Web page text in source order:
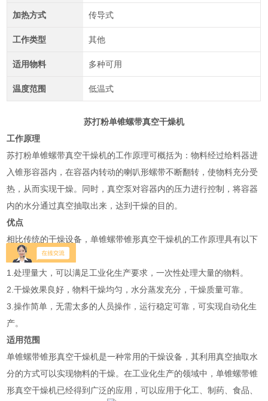
加热方式 传导式
工作类型 其他
适用物料 多种可用
温度范围 低温式
苏打粉单锥螺带真空干燥机
工作原理
苏打粉单锥螺带真空干燥机的工作原理可概括为：物料经过给料器进
入锥形容器内，在容器内转动的喇叭形螺带不断翻转，使物料充分受
热，从而实现干燥。同时，真空泵对容器内的压力进行控制，将容器
内的水分通过真空抽取出来，达到干燥的目的。
优点
相比传统的干燥设备，单锥螺带锥形真空干燥机的工作原理具有以下
的优点：
1.处理量大，可以满足工业化生产要求，一次性处理大量的物料。
2.干燥效果良好，物料干燥均匀，水分蒸发充分，干燥质量可靠。
3.操作简单，无需太多的人员操作，运行稳定可靠，可实现自动化生
产。
适用范围
单锥螺带锥形真空干燥机是一种常用的干燥设备，其利用真空抽取水
分的方式可以实现物料的干燥。在工业化生产的领域中，单锥螺带锥
形真空干燥机已经得到广泛的应用，可以应用于化工、制药、食品、